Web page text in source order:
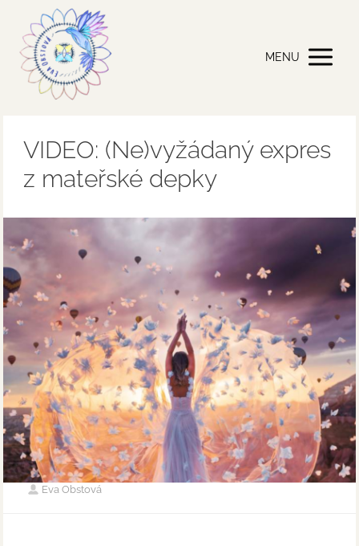
MENU
VIDEO: (Ne)vyžádaný expres
z mateřské depky
Eva Obstová